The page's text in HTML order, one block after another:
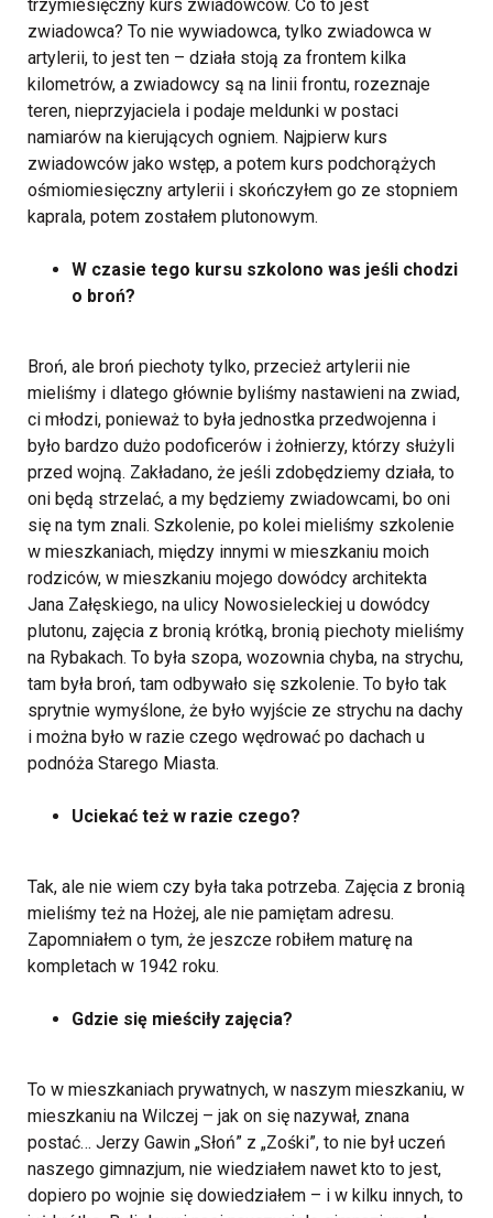
trzymiesięczny kurs zwiadowców. Co to jest
zwiadowca? To nie wywiadowca, tylko zwiadowca w
artylerii, to jest ten – działa stoją za frontem kilka
kilometrów, a zwiadowcy są na linii frontu, rozeznaje
teren, nieprzyjaciela i podaje meldunki w postaci
namiarów na kierujących ogniem. Najpierw kurs
zwiadowców jako wstęp, a potem kurs podchorążych
ośmiomiesięczny artylerii i skończyłem go ze stopniem
kaprala, potem zostałem plutonowym.
W czasie tego kursu szkolono was jeśli chodzi
o broń?
Broń, ale broń piechoty tylko, przecież artylerii nie
mieliśmy i dlatego głównie byliśmy nastawieni na zwiad,
ci młodzi, ponieważ to była jednostka przedwojenna i
było bardzo dużo podoficerów i żołnierzy, którzy służyli
przed wojną. Zakładano, że jeśli zdobędziemy działa, to
oni będą strzelać, a my będziemy zwiadowcami, bo oni
się na tym znali. Szkolenie, po kolei mieliśmy szkolenie
w mieszkaniach, między innymi w mieszkaniu moich
rodziców, w mieszkaniu mojego dowódcy architekta
Jana Załęskiego, na ulicy Nowosieleckiej u dowódcy
plutonu, zajęcia z bronią krótką, bronią piechoty mieliśmy
na Rybakach. To była szopa, wozownia chyba, na strychu,
tam była broń, tam odbywało się szkolenie. To było tak
sprytnie wymyślone, że było wyjście ze strychu na dachy
i można było w razie czego wędrować po dachach u
podnóża Starego Miasta.
Uciekać też w razie czego?
Tak, ale nie wiem czy była taka potrzeba. Zajęcia z bronią
mieliśmy też na Hożej, ale nie pamiętam adresu.
Zapomniałem o tym, że jeszcze robiłem maturę na
kompletach w 1942 roku.
Gdzie się mieściły zajęcia?
To w mieszkaniach prywatnych, w naszym mieszkaniu, w
mieszkaniu na Wilczej – jak on się nazywał, znana
postać… Jerzy Gawin „Słoń” z „Zośki”, to nie był uczeń
naszego gimnazjum, nie wiedziałem nawet kto to jest,
dopiero po wojnie się dowiedziałem – i w kilku innych, to